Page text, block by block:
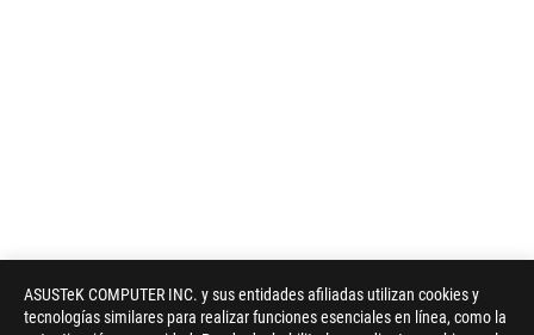
ASUSTeK COMPUTER INC. y sus entidades afiliadas utilizan cookies y
tecnologías similares para realizar funciones esenciales en línea, como la